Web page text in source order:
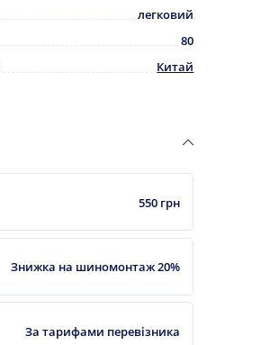
легковий
80
Китай
550 грн
Знижка на шиномонтаж 20%
За тарифами перевізника